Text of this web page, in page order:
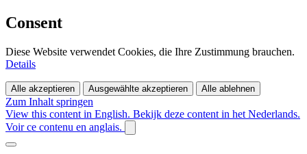
Consent
Diese Website verwendet Cookies, die Ihre Zustimmung brauchen.
Details
Alle akzeptieren Ausgewählte akzeptieren Alle ablehnen
Zum Inhalt springen
View this content in English. Bekijk deze content in het Nederlands.
Voir ce contenu en anglais.